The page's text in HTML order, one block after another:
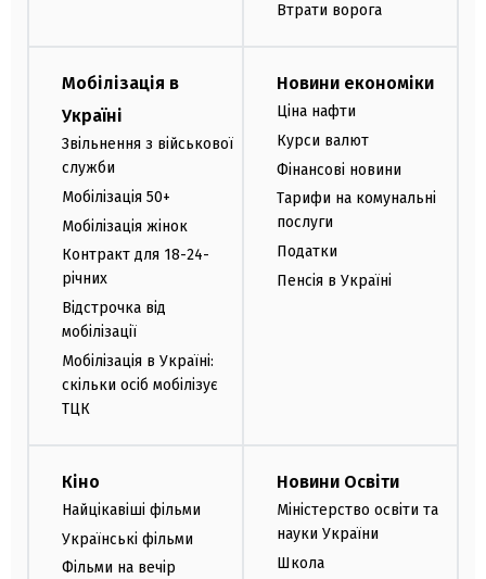
Втрати ворога
Мобілізація в
Україні
Звільнення з військової
служби
Мобілізація 50+
Мобілізація жінок
Контракт для 18-24-
річних
Відстрочка від
мобілізації
Мобілізація в Україні:
скільки осіб мобілізує
ТЦК
Новини економіки
Ціна нафти
Курси валют
Фінансові новини
Тарифи на комунальні
послуги
Податки
Пенсія в Україні
Кіно
Найцікавіші фільми
Українські фільми
Фільми на вечір
Новини Освіти
Міністерство освіти та
науки України
Школа